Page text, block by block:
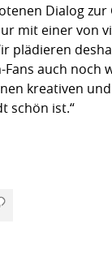
Dialog
mit einer von
plädieren
auch
kreativen
schön ist.“